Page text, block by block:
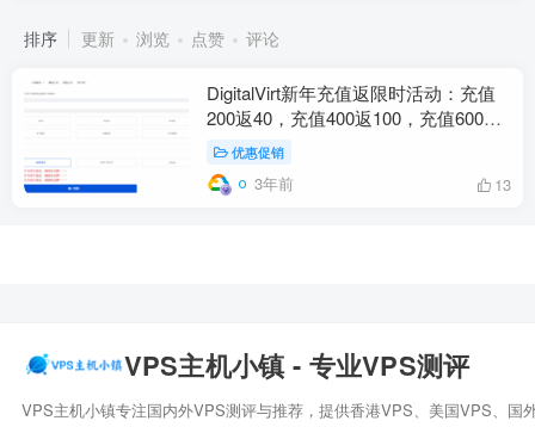
排序 更新 浏览 点赞 评论
DigitalVirt新年充值返限时活动：充值
200返40，充值400返100，充值600返
160，充值2000返700，充值5000返
2000！
优惠促销
3年前 13
VPS主机小镇 - 专业VPS测评
VPS主机小镇专注国内外VPS测评与推荐，提供香港VPS、美国VPS、国